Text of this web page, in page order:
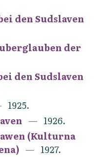
den Sudslaven
der
den Sudslaven
1925.
1926.
(Kulturna
1927.